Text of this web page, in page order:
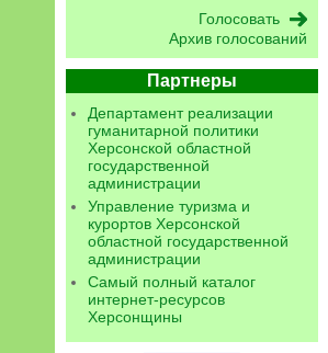
Архив голосований
Партнеры
Департамент реализации
гуманитарной политики
Херсонской областной
государственной
администрации
Управление туризма и
курортов Херсонской
областной государственной
администрации
Самый полный каталог
интернет-ресурсов
Херсонщины